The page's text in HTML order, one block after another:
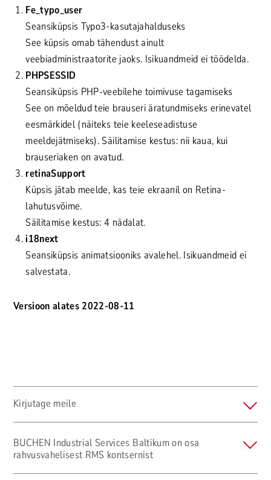
Fe_typo_user
Seansiküpsis Typo3-kasutajahalduseks
See küpsis omab tähendust ainult
veebiadministraatorite jaoks. Isikuandmeid ei töödelda.
PHPSESSID
Seansiküpsis PHP-veebilehe toimivuse tagamiseks
See on mõeldud teie brauseri äratundmiseks erinevatel
eesmärkidel (näiteks teie keeleseadistuse
meeldejätmiseks). Säilitamise kestus: nii kaua, kui
brauseriaken on avatud.
retinaSupport
Küpsis jätab meelde, kas teie ekraanil on Retina-
lahutusvõime.
Säilitamise kestus: 4 nädalat.
i18next
Seansiküpsis animatsiooniks avalehel. Isikuandmeid ei
salvestata.
Versioon alates 2022-08-11
Kirjutage meile
BUCHEN Industrial Services Baltikum on osa
rahvusvahelisest RMS kontsernist